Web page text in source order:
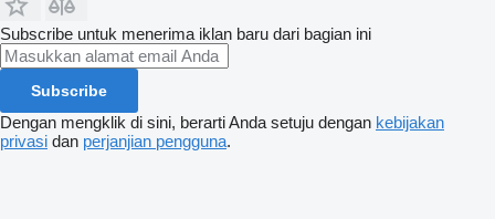
Subscribe untuk menerima iklan baru dari bagian ini
Subscribe
Dengan mengklik di sini, berarti Anda setuju dengan kebijakan
privasi dan perjanjian pengguna.